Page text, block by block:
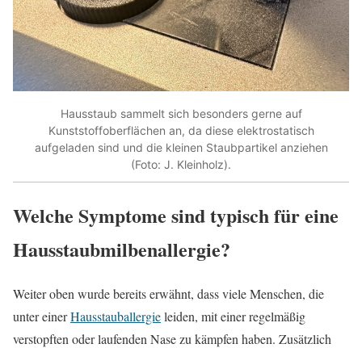
Hausstaub sammelt sich besonders gerne auf
Kunststoffoberflächen an, da diese elektrostatisch
aufgeladen sind und die kleinen Staubpartikel anziehen
(Foto: J. Kleinholz).
Welche Symptome sind typisch für eine
Hausstaubmilbenallergie?
Weiter oben wurde bereits erwähnt, dass viele Menschen, die
unter einerHausstauballergieleiden, mit einer regelmäßig
verstopften oder laufenden Nase zu kämpfen haben. Zusätzlich